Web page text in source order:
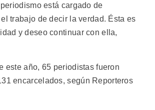
está cargado de
trabajo de decir la verdad. Ésta es
y deseo continuar con ella,
este año, 65 periodistas fueron
encarcelados, según Reporteros